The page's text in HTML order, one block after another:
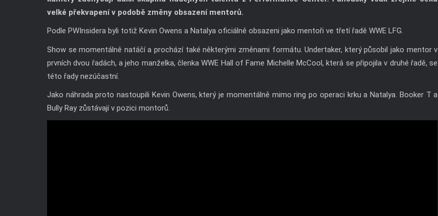
velké překvapení v podobě změny obsazení mentorů.
Podle PWInsidera byli totiž Kevin Owens a Natalya oficiálně obsazeni jako mentoři ve třetí řadě WWE LFG.
Show se momentálně natáčí a prochází také některými změnami formátu. Undertaker, který působil jako mentor v
prvních dvou řadách, a jeho manželka, členka WWE Hall of Fame Michelle McCool, která se připojila v druhé řadě, se
této řady nezúčastní.
Jako náhrada proto nastoupili Kevin Owens, který je momentálně mimo ring po operaci krku a Natalya. Booker T a
Bully Ray zůstávají v pozici montorů.